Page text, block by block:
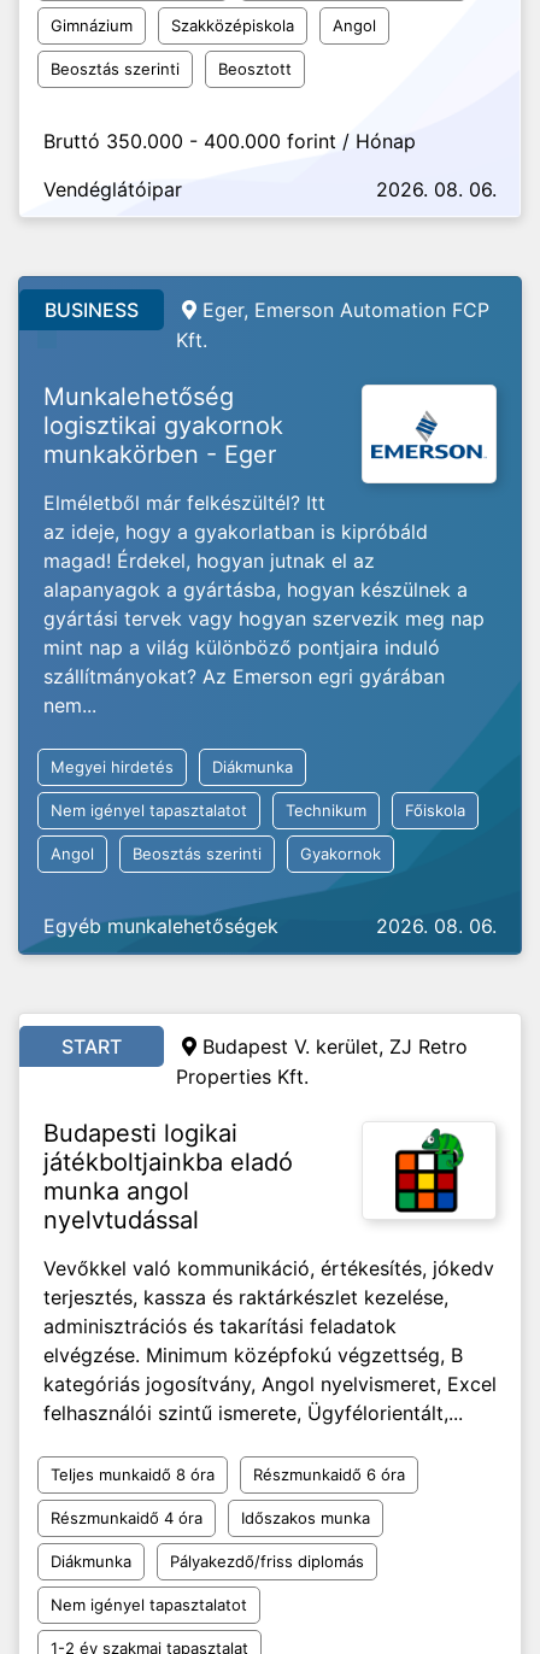
Gimnázium Szakközépiskola Angol
Beosztás szerinti Beosztott
Bruttó 350.000 - 400.000 forint / Hónap
Vendéglátóipar
2026. 08. 06.
BUSINESS
Eger, Emerson Automation FCP
Kft.
Munkalehetőség
logisztikai gyakornok
munkakörben - Eger
Elméletből már felkészültél? Itt
az ideje, hogy a gyakorlatban is kipróbáld
magad! Érdekel, hogyan jutnak el az
alapanyagok a gyártásba, hogyan készülnek a
gyártási tervek vagy hogyan szervezik meg nap
mint nap a világ különböző pontjaira induló
szállítmányokat? Az Emerson egri gyárában
nem...
Megyei hirdetés Diákmunka
Nem igényel tapasztalatot Technikum Főiskola
Angol Beosztás szerinti Gyakornok
Egyéb munkalehetőségek 2026. 08. 06.
START
Budapest V. kerület, ZJ Retro
Properties Kft.
Budapesti logikai
játékboltjainkba eladó
munka angol
nyelvtudással
Vevőkkel való kommunikáció, értékesítés, jókedv
terjesztés, kassza és raktárkészlet kezelése,
adminisztrációs és takarítási feladatok
elvégzése. Minimum középfokú végzettség, B
kategóriás jogosítvány, Angol nyelvismeret, Excel
felhasználói szintű ismerete, Ügyfélorientált,...
Teljes munkaidő 8 óra Részmunkaidő 6 óra
Részmunkaidő 4 óra Időszakos munka
Diákmunka Pályakezdő/friss diplomás
Nem igényel tapasztalatot
1-2 év szakmai tapasztalat